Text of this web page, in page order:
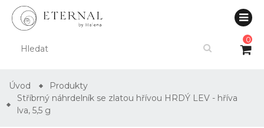
0
Úvod
Produkty
Stříbrný náhrdelník se zlatou hřívou HRDÝ LEV - hříva
lva, 5,5 g